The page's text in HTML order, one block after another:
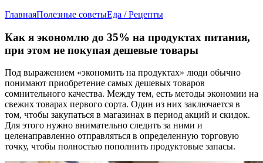
ГлавнаяПолезные советыЕда / Рецепты
Как я экономлю до 35% на продуктах питания,
при этом не покупая дешевые товары
Под выражением «экономить на продуктах» люди обычно
понимают приобретение самых дешевых товаров
сомнительного качества. Между тем, есть методы экономии на
свежих товарах первого сорта. Один из них заключается в
том, чтобы закупаться в магазинах в период акций и скидок.
Для этого нужно внимательно следить за ними и
целенаправленно отправляться в определенную торговую
точку, чтобы полностью пополнить продуктовые запасы.